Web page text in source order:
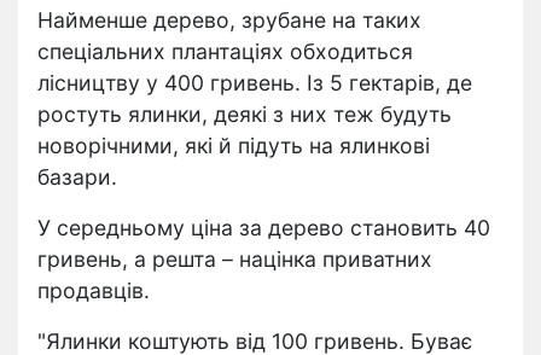
Найменше дерево, зрубане на таких
спеціальних плантаціях обходиться
лісництву у 400 гривень. Із 5 гектарів, де
ростуть ялинки, деякі з них теж будуть
новорічними, які й підуть на ялинкові
базари.
У середньому ціна за дерево становить 40
гривень, а решта – націнка приватних
продавців.
"Ялинки коштують від 100 гривень. Буває